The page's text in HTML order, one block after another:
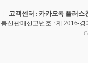
| 고객센터 : 카카오톡 플러스
통신판매신고번호 : 제 2016-